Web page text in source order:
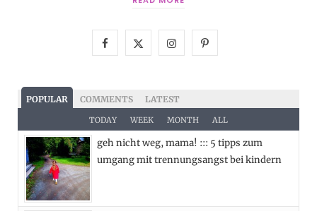
c
e
b
T
w
i
I
s
t
a
P
e
POPULAR COMMENTS LATEST
TODAY WEEK MONTH ALL
geh nicht weg, mama! ::: 5 tipps zum
umgang mit trennungsangst bei kindern